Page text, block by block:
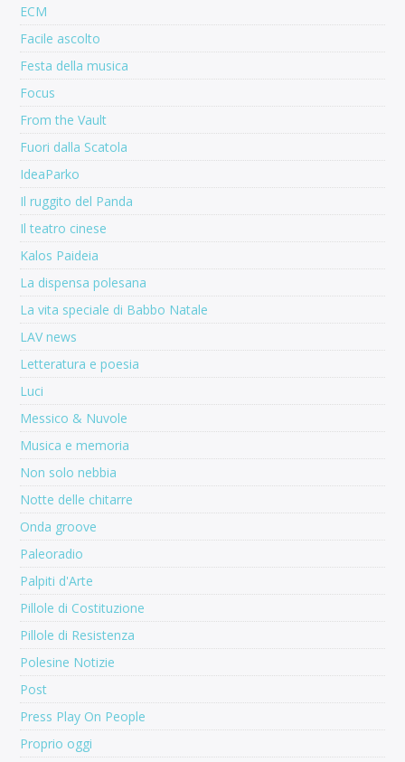
ECM
Facile ascolto
Festa della musica
Focus
From the Vault
Fuori dalla Scatola
IdeaParko
Il ruggito del Panda
Il teatro cinese
Kalos Paideia
La dispensa polesana
La vita speciale di Babbo Natale
LAV news
Letteratura e poesia
Luci
Messico & Nuvole
Musica e memoria
Non solo nebbia
Notte delle chitarre
Onda groove
Paleoradio
Palpiti d'Arte
Pillole di Costituzione
Pillole di Resistenza
Polesine Notizie
Post
Press Play On People
Proprio oggi